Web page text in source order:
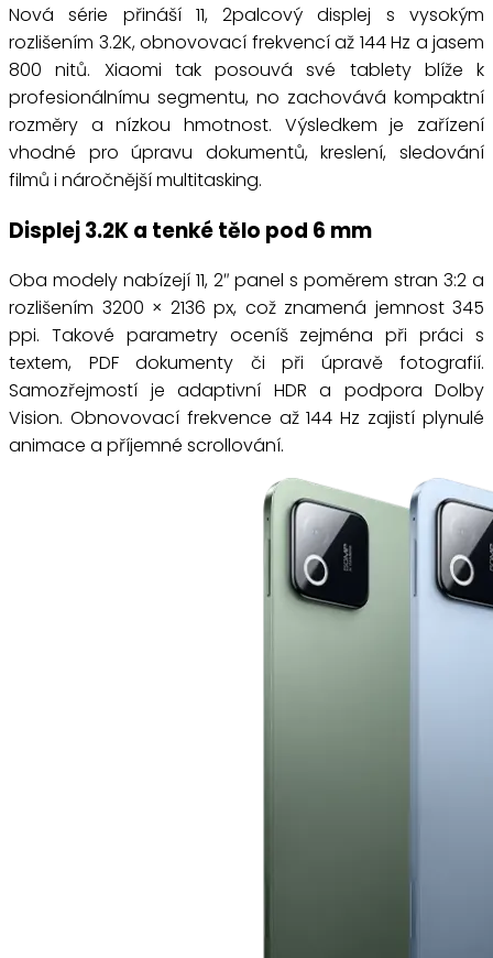
Nová série přináší 11, 2palcový displej s vysokým
rozlišením 3.2K, obnovovací frekvencí až 144 Hz a jasem
800 nitů. Xiaomi tak posouvá své tablety blíže k
profesionálnímu segmentu, no zachovává kompaktní
rozměry a nízkou hmotnost. Výsledkem je zařízení
vhodné pro úpravu dokumentů, kreslení, sledování
filmů i náročnější multitasking.
Displej 3.2K a tenké tělo pod 6 mm
Oba modely nabízejí 11, 2″ panel s poměrem stran 3:2 a
rozlišením 3200 × 2136 px, což znamená jemnost 345
ppi. Takové parametry oceníš zejména při práci s
textem, PDF dokumenty či při úpravě fotografií.
Samozřejmostí je adaptivní HDR a podpora Dolby
Vision. Obnovovací frekvence až 144 Hz zajistí plynulé
animace a příjemné scrollování.